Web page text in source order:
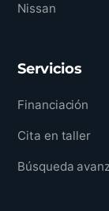
Nissan
Servicios
Financiación
Cita en taller
Búsqueda